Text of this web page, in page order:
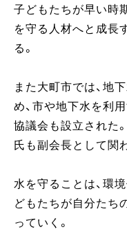
子どもたちが早い時
を守る人材へと成長
る。
また大町市では、地
め、市や地下水を利
協議会も設立された
氏も副会長として関
水を守ることは、環
どもたちが自分たち
っていく。